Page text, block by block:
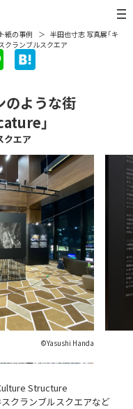
紙の事例
半田也寸志 写真展「キ
クランブルスクエア
n
e
t
e
a
のような街
」
クエア
©️Yasushi Handa
Structure
クランブルスクエアなど